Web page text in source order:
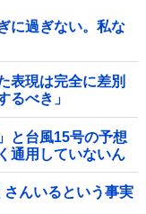
に過ぎない。私な
表現は完全に差別
るべき」
と台風15号の予想
通用していないん
さんいるという事実